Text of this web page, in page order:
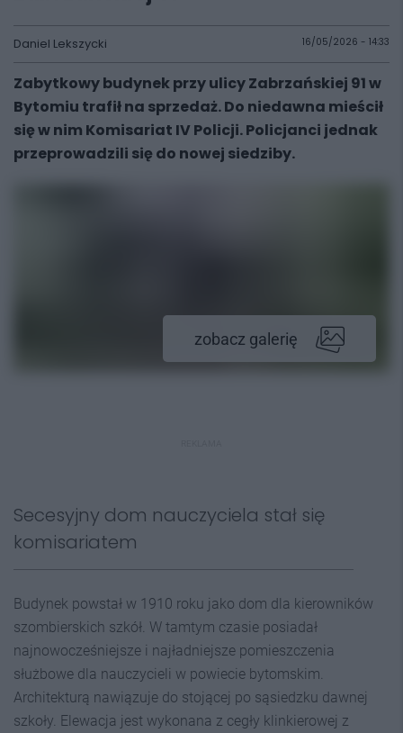
Daniel Lekszycki 16/05/2026 - 14:33
Zabytkowy budynek przy ulicy Zabrzańskiej 91 w
Bytomiu trafił na sprzedaż. Do niedawna mieścił
się w nim Komisariat IV Policji. Policjanci jednak
przeprowadzili się do nowej siedziby.
zobacz galerię
Secesyjny dom nauczyciela stał się
komisariatem
Budynek powstał w 1910 roku jako dom dla kierowników
szombierskich szkół. W tamtym czasie posiadał
najnowocześniejsze i najładniejsze pomieszczenia
służbowe dla nauczycieli w powiecie bytomskim.
Architekturą nawiązuje do stojącej po sąsiedzku dawnej
szkoły. Elewacja jest wykonana z cegły klinkierowej z